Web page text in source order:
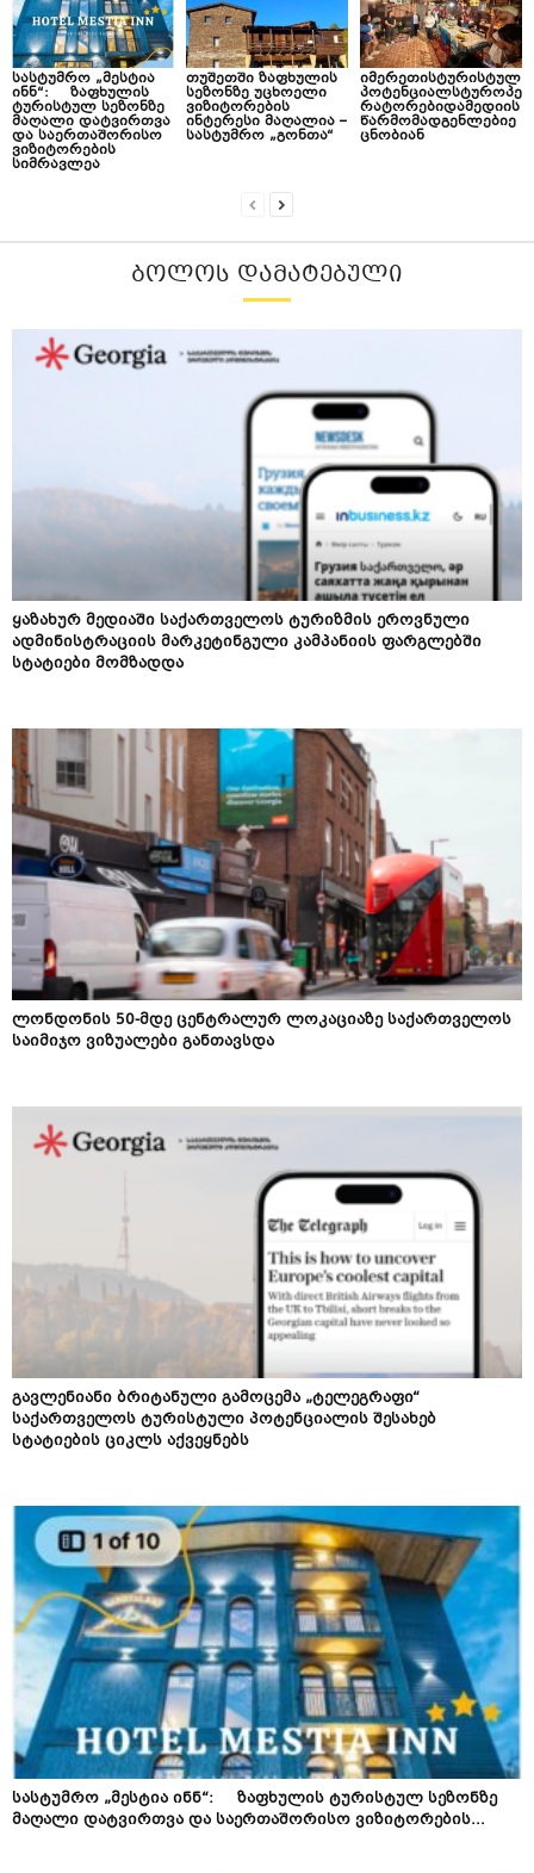
სასტუმრო „მესტია
ინნ“: ზაფხულის
ტურისტულ სეზონზე
მაღალი დატვირთვა
და საერთაშორისო
ვიზიტორების
სიმრავლეა
თუშეთში ზაფხულის
სეზონზე უცხოელი
ვიზიტორების
ინტერესი მაღალია –
სასტუმრო „გონთა“
იმერეთისტურისტულ
პოტენციალსტუროპე
რატორებიდამედიის
წარმომადგენლებიე
ცნობიან
ᲑᲝᲚᲝᲡ ᲓᲐᲛᲐᲢᲔᲑᲣᲚᲘ
ყაზახურ მედიაში საქართველოს ტურიზმის ეროვნული
ადმინისტრაციის მარკეტინგული კამპანიის ფარგლებში
სტატიები მომზადდა
ლონდონის 50-მდე ცენტრალურ ლოკაციაზე საქართველოს
საიმიჯო ვიზუალები განთავსდა
გავლენიანი ბრიტანული გამოცემა „ტელეგრაფი“
საქართველოს ტურისტული პოტენციალის შესახებ
სტატიების ციკლს აქვეყნებს
სასტუმრო „მესტია ინნ“: ზაფხულის ტურისტულ სეზონზე
მაღალი დატვირთვა და საერთაშორისო ვიზიტორების...